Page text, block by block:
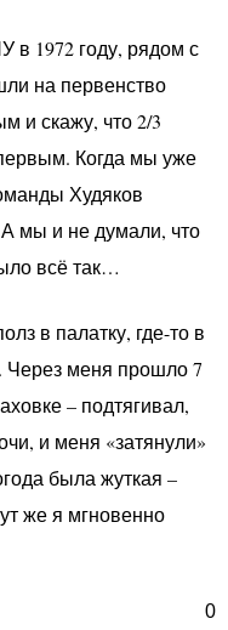
1972 году, рядом с
на первенство
и скажу, что 2/3
Когда мы уже
Худяков
мы и не думали, что
всё так…
в палатку, где-то в
Через меня прошло 7
– подтягивал,
и меня «затянули»
была жуткая –
же я мгновенно
0